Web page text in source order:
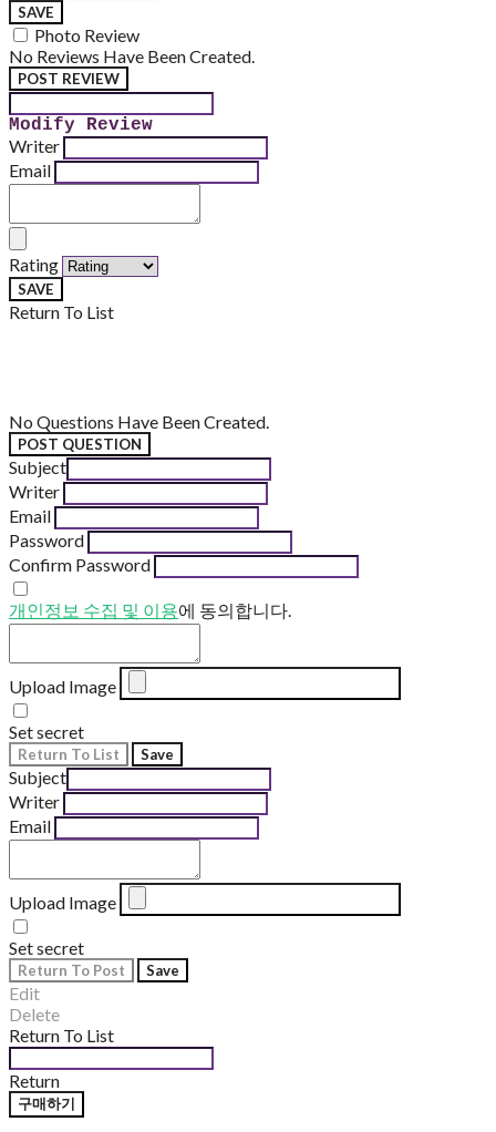
SAVE
Photo Review
No Reviews Have Been Created.
POST REVIEW
Modify Review
Writer
Email
Rating
SAVE
Return To List
No Questions Have Been Created.
POST QUESTION
Subject
Writer
Email
Password
Confirm Password
개인정보 수집 및 이용에 동의합니다.
Upload Image
Set secret
Return To List Save
Subject
Writer
Email
Upload Image
Set secret
Return To Post Save
Edit
Delete
Return To List
Return
구매하기